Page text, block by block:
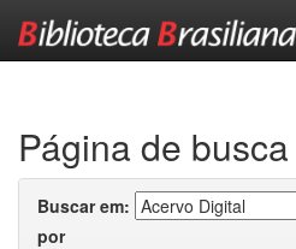
Página de busca
Buscar em:
por